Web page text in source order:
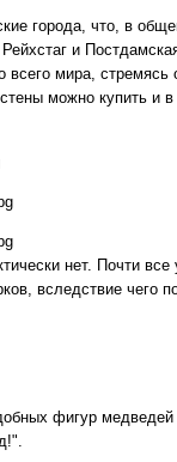
города, что, в
и
всего мира,
можно купить и
нет. Почти
вследствие чего
фигур